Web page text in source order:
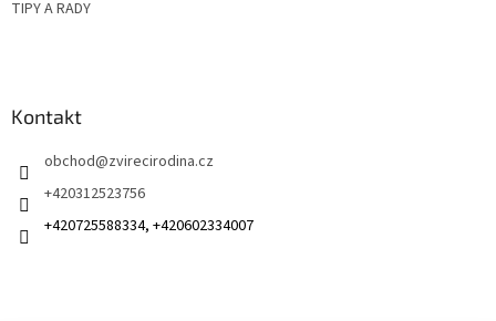
TIPY A RADY
Kontakt
obchod@zvirecirodina.cz
+420312523756
+420725588334, +420602334007